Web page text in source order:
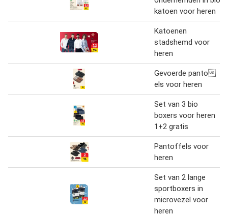
katoen voor heren
Katoenen
stadshemd voor
heren
Gevoerde panto
els voor heren
Set van 3 bio
boxers voor heren
1+2 gratis
Pantoffels voor
heren
Set van 2 lange
sportboxers in
microvezel voor
heren